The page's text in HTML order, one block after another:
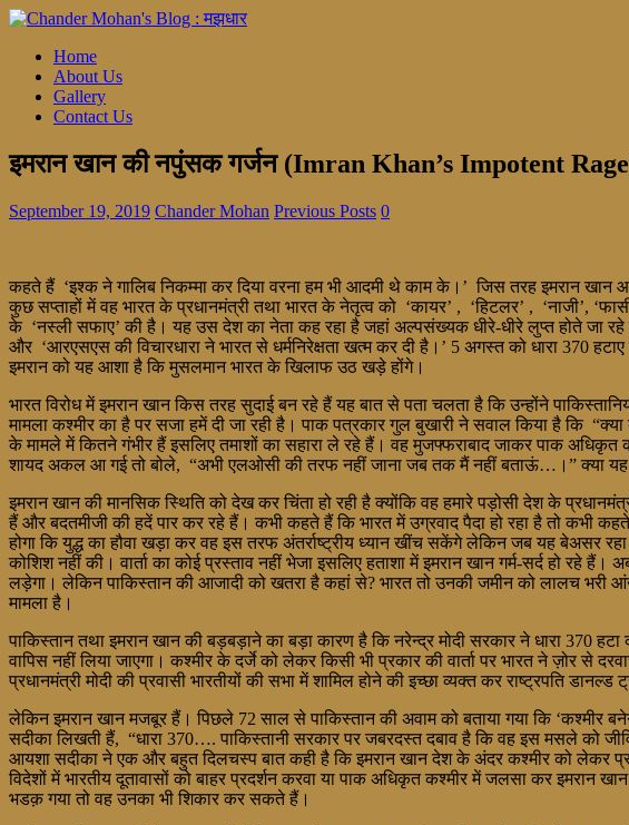
Home
About Us
Gallery
Contact Us
इमरान खान की नपुंसक गर्जन (Imran Khan’s Impotent
September 19, 2019 Chander Mohan Previous Posts 0
कहते हैं ‘इश्क ने गालिब निकम्मा कर दिया वरना हम भी आदमी थे काम के।’ जिस तरह इमरान
कुछ सप्ताहों में वह भारत के प्रधानमंत्री तथा भारत के नेतृत्व को ‘कायर’ , ‘हिटलर’ , ‘नाजी’,
के ‘नस्ली सफाए’ की है। यह उस देश का नेता कह रहा है जहां अल्पसंख्यक धीरे-धीरे लुप्त होते जा रहे
और ‘आरएसएस की विचारधारा ने भारत से धर्मनिरेक्षता खत्म कर दी है।’ 5 अगस्त को धारा 370
इमरान को यह आशा है कि मुसलमान भारत के खिलाफ उठ खड़े होंगे।
भारत विरोध में इमरान खान किस तरह सुदाई बन रहे हैं यह बात से पता चलता है कि उन्होंने
मामला कश्मीर का है पर सजा हमें दी जा रही है। पाक पत्रकार गुल बुखारी ने सवाल किया है कि
के मामले में कितने गंभीर हैं इसलिए तमाशों का सहारा ले रहे हैं। वह मुजफ्फराबाद जाकर पाक
शायद अकल आ गई तो बोले, “अभी एलओसी की तरफ नहीं जाना जब तक मैं नहीं बताऊं…।” क्या
इमरान खान की मानसिक स्थिति को देख कर चिंता हो रही है क्योंकि वह हमारे पड़ोसी देश के
हैं और बदतमीजी की हदें पार कर रहे हैं। कभी कहते हैं कि भारत में उग्रवाद पैदा हो रहा है तो कभी
होगा कि युद्ध का हौवा खड़ा कर वह इस तरफ अंतर्राष्ट्रीय ध्यान खींच सकेंगे लेकिन जब यह बेअसर
कोशिश नहीं की। वार्ता का कोई प्रस्ताव नहीं भेजा इसलिए हताशा में इमरान खान गर्म-सर्द हो रहे
लड़ेगा। लेकिन पाकिस्तान की आजादी को खतरा है कहां से? भारत तो उनकी जमीन को लालच भरी
मामला है।
पाकिस्तान तथा इमरान खान की बड़बड़ाने का बड़ा कारण है कि नरेन्द्र मोदी सरकार ने धारा 370
वापिस नहीं लिया जाएगा। कश्मीर के दर्जे को लेकर किसी भी प्रकार की वार्ता पर भारत ने ज़ोर से
प्रधानमंत्री मोदी की प्रवासी भारतीयों की सभा में शामिल होने की इच्छा व्यक्त कर राष्ट्रपति
लेकिन इमरान खान मजबूर हैं। पिछले 72 साल से पाकिस्तान की अवाम को बताया गया कि ‘कश्मीर
सदीका लिखती हैं, “धारा 370…. पाकिस्तानी सरकार पर जबरदस्त दबाव है कि वह इस मसले को
आयशा सदीका ने एक और बहुत दिलचस्प बात कही है कि इमरान खान देश के अंदर कश्मीर को लेकर
विदेशों में भारतीय दूतावासों को बाहर प्रदर्शन करवा या पाक अधिकृत कश्मीर में जलसा कर
भडक़ गया तो वह उनका भी शिकार कर सकते हैं।